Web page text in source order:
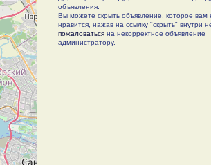
объявления.
Вы можете скрыть объявление, которое вам
нравится, нажав на ссылку "скрыть" внутри
пожаловатьсяна некорректное объявление
администратору.